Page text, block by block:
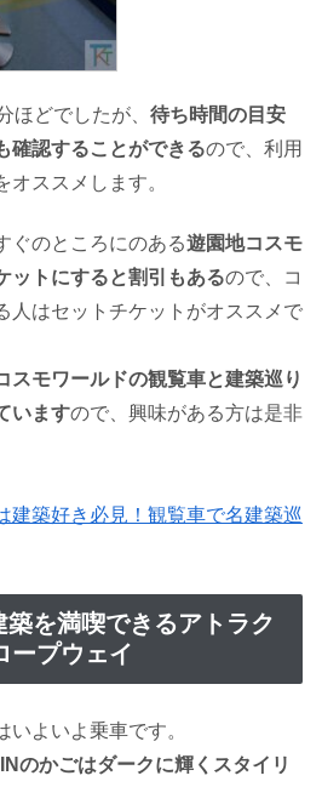
ほどでしたが、 待ち時間の目安
確認することができるので、利用
ススメします。
ぐのところにのある遊園地コスモ
ットにすると割引もあるので、コ
人はセットチケットがオススメで
スモワールドの観覧車と建築巡り
いますので、興味がある方は是非
建築好き必見！観覧車で名建築巡
を満喫できるアトラク
ープウェイ
いよいよ乗車です。
のかごはダークに輝くスタイリ